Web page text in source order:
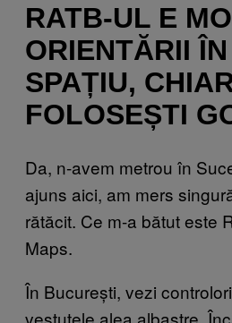
RATB-UL E
ORIENTĂRII
SPAȚIU,
FOLOSEȘTI
Da, n-avem metrou în
ajuns aici, am mers
rătăcit. Ce m-a bătut este
Maps.
În București, vezi